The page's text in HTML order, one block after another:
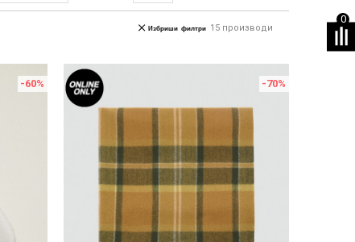
0
15 производи
Избриши филтри
-60%
Uporedi
-70%